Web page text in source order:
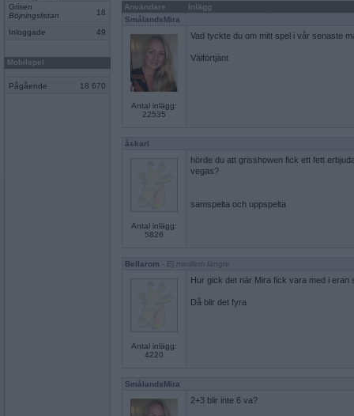
Grisen
Böjningslistan
18
Inloggade 49
Mobilspel
Pågående 18 670
Användare
Inlägg
SmålandsMira
Antal inlägg:
22535
Vad tyckte du om mitt spel i vår senaste
Välförtjänt
åskarl
Antal inlägg:
5826
hörde du att grisshowen fick ett fett
vegas?
samspelta och uppspelta
Bellarom - Ej medlem längre
Antal inlägg:
4220
Hur gick det när Mira fick vara med i eran
Då blir det fyra
SmålandsMira
2+3 blir inte 6 va?